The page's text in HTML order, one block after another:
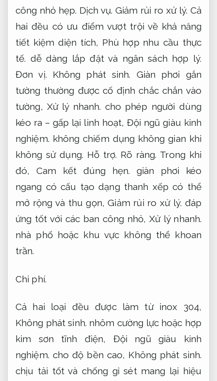
công nhỏ hẹp. Dịch vụ. Giảm rủi ro xử lý. Cả
hai đều có ưu điểm vượt trội về khả năng
tiết kiệm diện tích, Phù hợp nhu cầu thực
tế. dễ dàng lắp đặt và ngân sách hợp lý.
Đơn vị.
Không phát sinh. Giàn phơi gắn
tường thường được cố định chắc chắn vào
tường, Xử lý nhanh. cho phép người dùng
kéo ra – gấp lại linh hoạt,Đội ngũ giàu kinh
nghiệm. không chiếm dụng không gian khi
không sử dụng. Hỗ trợ. Rõ ràng. Trong khi
đó, Cam kết đúng hẹn. giàn phơi kéo
ngang có cấu tạo dạng thanh xếp có thể
mở rộng và thu gọn,Giảm rủi ro xử lý. đáp
ứng tốt với các ban công nhỏ, Xử lý nhanh.
nhà phố hoặc khu vực không thể khoan
trần.
Chi phí.
Cả hai loại đều được làm từ inox 304,
Không phát sinh. nhôm cường lực hoặc hợp
kim sơn tĩnh điện, Đội ngũ giàu kinh
nghiệm. cho độ bền cao, Không phát sinh.
chịu tải tốt và chống gỉ sét mang lại hiệu